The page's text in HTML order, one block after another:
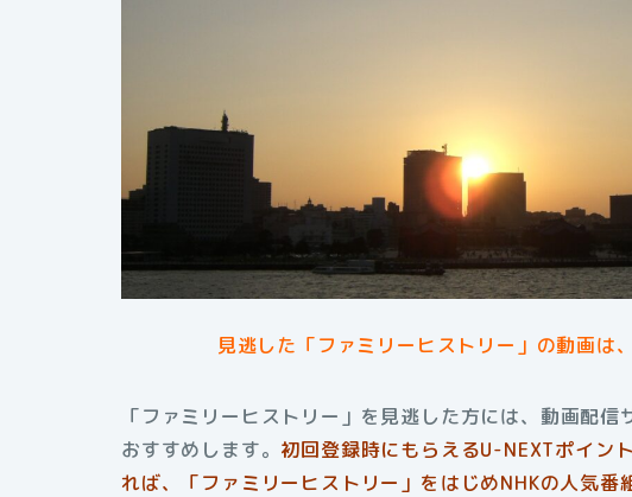
見逃した「ファミリーヒストリー」の動画は
「ファミリーヒストリー」を見逃した方には、動画配
おすすめします。 初回登録時にもらえるU-NEXTポイン
れば、「ファミリーヒストリー」をはじめNHKの人気番